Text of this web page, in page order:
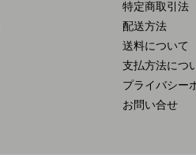
特定商取引法
配送方法
送料について
支払方法につ
プライバシー
お問い合せ